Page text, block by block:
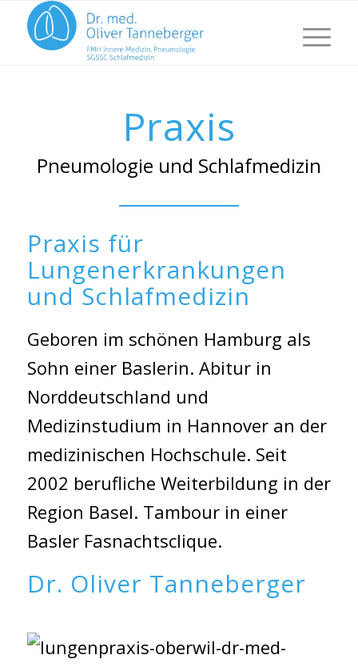
Praxis
Pneumologie und Schlafmedizin
Praxis für
Lungenerkrankungen
und Schlafmedizin
Geboren im schönen Hamburg als
Sohn einer Baslerin. Abitur in
Norddeutschland und
Medizinstudium in Hannover an der
medizinischen Hochschule. Seit
2002 berufliche Weiterbildung in der
Region Basel. Tambour in einer
Basler Fasnachtsclique.
Dr. Oliver Tanneberger